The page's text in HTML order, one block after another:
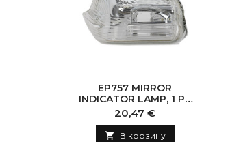
EP757 MIRROR
INDICATOR LAMP, 1 PC
(WITHOUT BULB)
Цена
20,47 €
 В корзину